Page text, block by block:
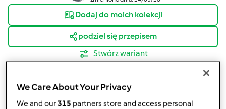
Dodaj do moich kolekcji
podziel się przepisem
Stwórz wariant
We Care About Your Privacy
We and our315 partners store and access personal